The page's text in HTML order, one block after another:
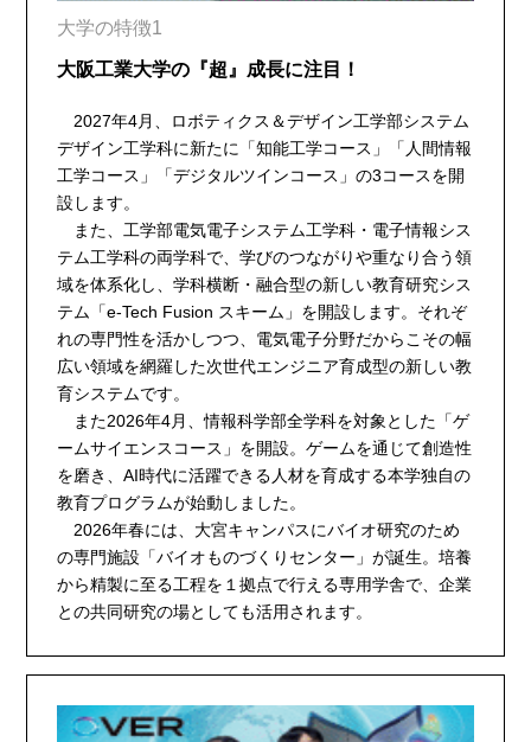
大学の特徴1
大阪工業大学の『超』成長に注目！
2027年4月、ロボティクス＆デザイン工学部システム
デザイン工学科に新たに「知能工学コース」「人間情報
工学コース」「デジタルツインコース」の3コースを開
設します。
また、工学部電気電子システム工学科・電子情報シス
テム工学科の両学科で、学びのつながりや重なり合う領
域を体系化し、学科横断・融合型の新しい教育研究シス
テム「e-Tech Fusion スキーム」を開設します。それぞ
れの専門性を活かしつつ、電気電子分野だからこその幅
広い領域を網羅した次世代エンジニア育成型の新しい教
育システムです。
また2026年4月、情報科学部全学科を対象とした「ゲ
ームサイエンスコース」を開設。ゲームを通じて創造性
を磨き、AI時代に活躍できる人材を育成する本学独自の
教育プログラムが始動しました。
2026年春には、大宮キャンパスにバイオ研究のため
の専門施設「バイオものづくりセンター」が誕生。培養
から精製に至る工程を１拠点で行える専用学舎で、企業
との共同研究の場としても活用されます。